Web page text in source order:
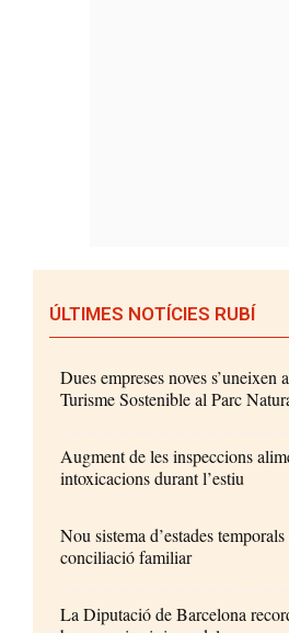
ÚLTIMES NOTÍCIES RUBÍ
Dues empreses noves s’uneixen
Turisme Sostenible al Parc
Augment de les inspeccions
intoxicacions durant l’estiu
Nou sistema d’estades
conciliació familiar
La Diputació de Barcelona